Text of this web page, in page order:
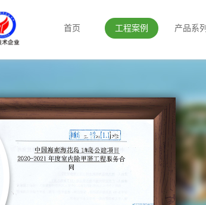
首页 工程案例 产品系列